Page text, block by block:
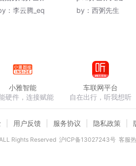
： 李云腾_eq
by： 西粥先生
小雅智能
硬件，连接赋能
车联网平台
自在出行，听我想听
用户反馈 服务协议 隐私政策
Rights Reserved 沪ICP备13027243号 客服